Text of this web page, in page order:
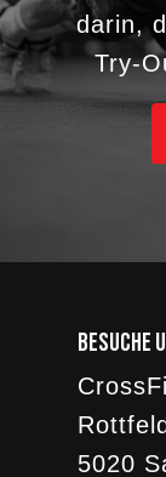
darin,
Try-
Besuche
5020